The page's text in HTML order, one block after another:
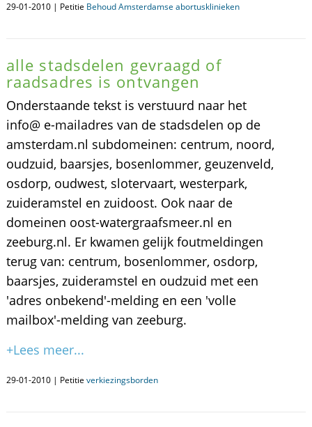
29-01-2010 | Petitie Behoud Amsterdamse abortusklinieken
alle stadsdelen gevraagd of
raadsadres is ontvangen
Onderstaande tekst is verstuurd naar het
info@ e-mailadres van de stadsdelen op de
amsterdam.nl subdomeinen: centrum, noord,
oudzuid, baarsjes, bosenlommer, geuzenveld,
osdorp, oudwest, slotervaart, westerpark,
zuideramstel en zuidoost. Ook naar de
domeinen oost-watergraafsmeer.nl en
zeeburg.nl. Er kwamen gelijk foutmeldingen
terug van: centrum, bosenlommer, osdorp,
baarsjes, zuideramstel en oudzuid met een
'adres onbekend'-melding en een 'volle
mailbox'-melding van zeeburg.
+Lees meer...
29-01-2010 | Petitie verkiezingsborden